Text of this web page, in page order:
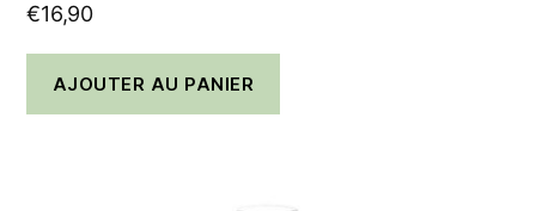
€16,90
AJOUTER AU PANIER